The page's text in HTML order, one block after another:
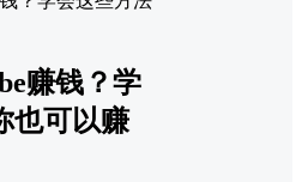
赚钱？学
也可以赚